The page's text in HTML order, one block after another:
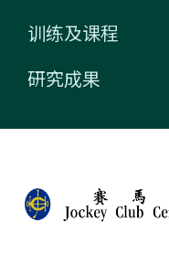
训练及课程
研究成果